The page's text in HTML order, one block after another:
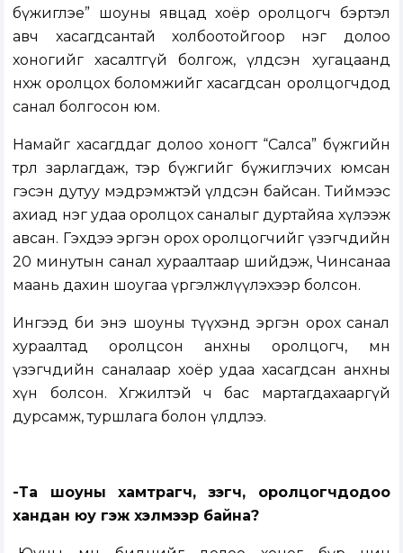
бүжиглэе” шоуны явцад хоёр оролцогч бэртэл
авч хасагдсантай холбоотойгоор нэг долоо
хоногийг хасалтгүй болгож, үлдсэн хугацаанд
нөхөж оролцох боломжийг хасагдсан оролцогчдод
санал болгосон юм.
Намайг хасагддаг долоо хоногт “Салса” бүжгийн
төрөл зарлагдаж, тэр бүжгийг бүжиглэчих юмсан
гэсэн дутуу мэдрэмжтэй үлдсэн байсан. Тиймээс
ахиад нэг удаа оролцох саналыг дуртайяа хүлээж
авсан. Гэхдээ эргэн орох оролцогчийг үзэгчдийн
20 минутын санал хураалтаар шийдэж, Чинсанаа
маань дахин шоугаа үргэлжлүүлэхээр болсон.
Ингээд би энэ шоуны түүхэнд эргэн орох санал
хураалтад оролцсон анхны оролцогч, мөн
үзэгчдийн саналаар хоёр удаа хасагдсан анхны
хүн болсон. Хөгжилтэй ч бас мартагдахааргүй
дурсамж, туршлага болон үлдлээ.
-Та шоуны хамтрагч, үзэгч, оролцогчдодоо
хандан юу гэж хэлмээр байна?